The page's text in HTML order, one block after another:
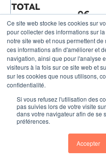
Ce site web stocke les cookies sur
pour collecter des informations sur
notre site web et nous permettent
ces informations afin d'améliorer et
navigation, ainsi que pour l'analyse
visiteurs à la fois sur ce site web et
sur les cookies que nous utilisons,
confidentialité.
Si vous refusez l'utilisation des
pas suivies lors de votre visite
dans votre navigateur afin de se
préférences.
Accepter
TOTAL
MENSUEL
0€
TOTAL 3 ANS 0€
Les 5
selon Stratenet
Facebook/
ROI précise
Email
Nurturing 6-18